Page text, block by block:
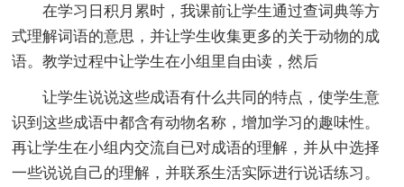
在学习日积月累时，我课前让学生通过查词典等方
式理解词语的意思，并让学生收集更多的关于动物的成
语。教学过程中让学生在小组里自由读，然后
让学生说说这些成语有什么共同的特点，使学生意
识到这些成语中都含有动物名称，增加学习的趣味性。
再让学生在小组内交流自已对成语的理解，并从中选择
一些说说自己的理解，并联系生活实际进行说话练习。